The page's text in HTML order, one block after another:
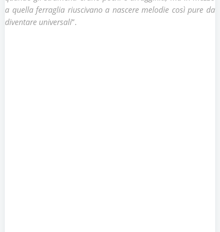
a quella ferraglia riuscivano a nascere melodie così pure da
diventare universali“.